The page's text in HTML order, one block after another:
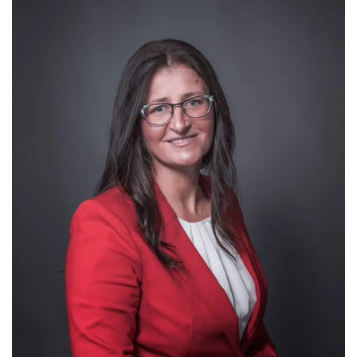
POPIS REKONŠTRUKCIE BYTU
Rekonštrukcia bytu zahŕňala zmenu dispozície bytu, obnovu
sietí v byte - vytvorenie vlastného vykurovacieho systému,
čiastočne elektrické rozvody, rozvody plynu, vody, odpadu,
obnovu stien, stropov, podláh (drevenné podlahy, dlažba),
osadenie nových dverí, okien, kuchynskej linky, sanity,
Vlastné vykurovanie bytu a ohrev teplej vody
Byt je odpojený od centrálneho zdroja vykurovania a je
napojený na vlastnú vykurovaciu sústavu s osadením nových
radiátorov a osadením plynového kondenzačného kotla zn.
Vaillant. Kotol je odvedený do vyvlôžkovaného komína.
Reguláciu tepla v byte zabezpečuje termostat. V obývacej izbe
je osadený krb.
Okná, steny, stropy, dvere
V byte sú plastové okná - výška 1,10 m. Na stenách sú sieťky a